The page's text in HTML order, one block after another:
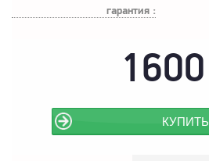
гарантия :
1600
КУПИТЬ